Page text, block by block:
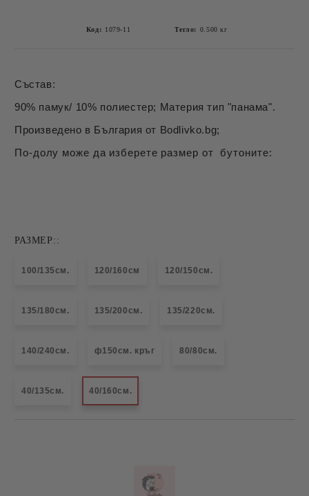
Код: 1079-11 Тегло: 0.500 кг
Състав:
90% памук/ 10% полиестер; Материя тип "панама".
Произведено в България от Bodlivko.bg;
По-долу може да изберете размер от бутоните:
РАЗМЕР::
100/135см. 120/160см 120/150см.
135/180см. 135/200см. 135/220см.
140/240см. ф150см. кръг 80/80см.
40/135см. 40/160см.